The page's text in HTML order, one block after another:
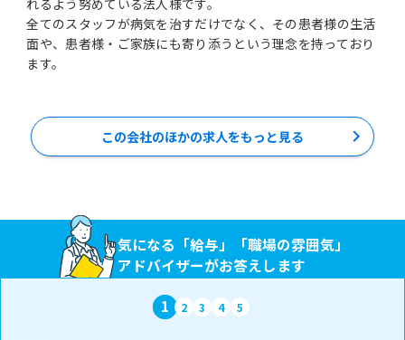
全てのスタッフが病気を治すだけでなく、その患者様の生活
面や、患者様・ご家族にも寄り添うという理念を持っており
この会社のほかの求人をもっと見る
気になる「給与」「職場の雰囲気」
アドバイザーがお答えします
1 2 3 4 5